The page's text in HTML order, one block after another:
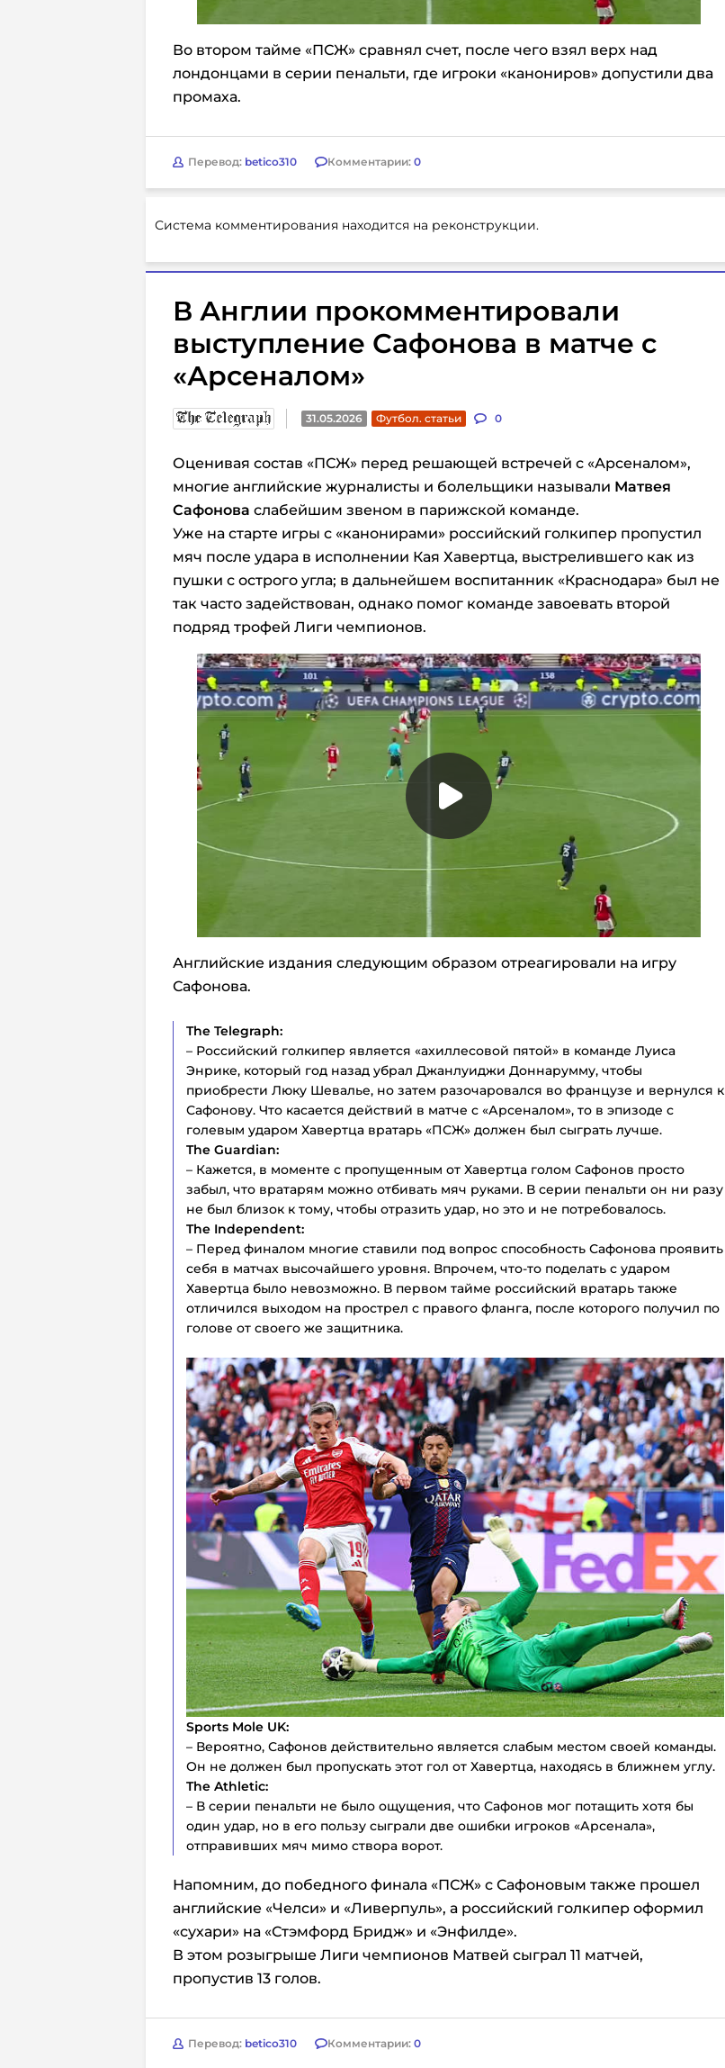
Во втором тайме «ПСЖ» сравнял счет, после чего взял верх над
лондонцами в серии пенальти, где игроки «канониров» допустили два
промаха.
Перевод: betico310 Комментарии: 0
Система комментирования находится на реконструкции.
В Англии прокомментировали
выступление Сафонова в матче с
«Арсеналом»
31.05.2026 Футбол. статьи 0
Оценивая состав «ПСЖ» перед решающей встречей с «Арсеналом»,
многие английские журналисты и болельщики называли Матвея
Сафонова слабейшим звеном в парижской команде.
Уже на старте игры с «канонирами» российский голкипер пропустил
мяч после удара в исполнении Кая Хавертца, выстрелившего как из
пушки с острого угла; в дальнейшем воспитанник «Краснодара» был не
так часто задействован, однако помог команде завоевать второй
подряд трофей Лиги чемпионов.
Английские издания следующим образом отреагировали на игру
Сафонова.
The Telegraph:
– Российский голкипер является «ахиллесовой пятой» в команде Луиса
Энрике, который год назад убрал Джанлуиджи Доннарумму, чтобы
приобрести Люку Шевалье, но затем разочаровался во французе и вернулся к
Сафонову. Что касается действий в матче с «Арсеналом», то в эпизоде с
голевым ударом Хавертца вратарь «ПСЖ» должен был сыграть лучше.
The Guardian:
– Кажется, в моменте с пропущенным от Хавертца голом Сафонов просто
забыл, что вратарям можно отбивать мяч руками. В серии пенальти он ни разу
не был близок к тому, чтобы отразить удар, но это и не потребовалось.
The Independent:
– Перед финалом многие ставили под вопрос способность Сафонова проявить
себя в матчах высочайшего уровня. Впрочем, что-то поделать с ударом
Хавертца было невозможно. В первом тайме российский вратарь также
отличился выходом на прострел с правого фланга, после которого получил по
голове от своего же защитника.
Sports Mole UK:
– Вероятно, Сафонов действительно является слабым местом своей команды.
Он не должен был пропускать этот гол от Хавертца, находясь в ближнем углу.
The Athletic:
– В серии пенальти не было ощущения, что Сафонов мог потащить хотя бы
один удар, но в его пользу сыграли две ошибки игроков «Арсенала»,
отправивших мяч мимо створа ворот.
Напомним, до победного финала «ПСЖ» с Сафоновым также прошел
английские «Челси» и «Ливерпуль», а российский голкипер оформил
«сухари» на «Стэмфорд Бридж» и «Энфилде».
В этом розыгрыше Лиги чемпионов Матвей сыграл 11 матчей,
пропустив 13 голов.
Перевод: betico310 Комментарии: 0